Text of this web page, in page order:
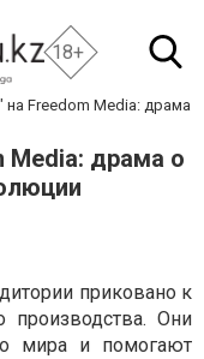
18+
Freedom Media: драма
Media: драма о
приковано к
производства. Они
мира и помогают